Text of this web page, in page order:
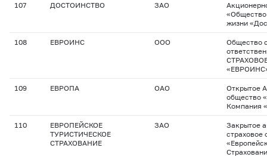
107 ДОСТОИНСТВО ЗАО
«Общество
жизни
108 ЕВРОИНС ООО
Общество
109 ЕВРОПА ОАО
Открытое
общество
Компания
110
ЕВРОПЕЙСКОЕ
ТУРИСТИЧЕСКОЕ
СТРАХОВАНИЕ
ЗАО
Закрытое
страховое